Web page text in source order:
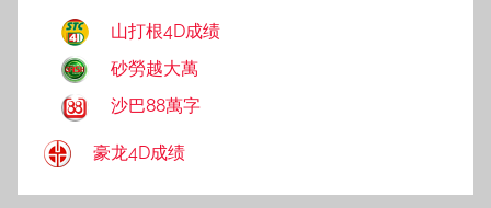
山打根4D成绩
砂勞越大萬
沙巴88萬字
豪龙4D成绩